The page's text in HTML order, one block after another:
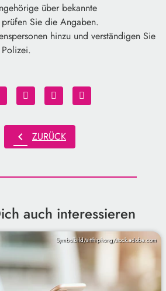
über bekannte
Sie die Angaben.
hinzu und verständigen Sie
chevron_left ZURÜCK
auch interessieren
Symbolbild/sitthiphong/stock.adobe.com